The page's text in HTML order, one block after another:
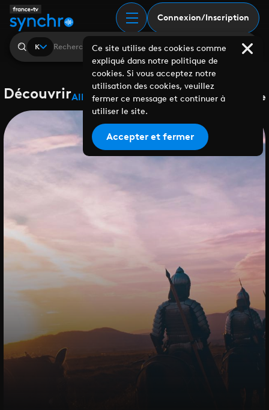
Connexion/Inscription
K
DécouvrirAlbumsPlaylistsCollaborationsLabels Genre
Ce site utilise des cookies comme
expliqué dans notre politique de
cookies. Si vous acceptez notre
utilisation des cookies, veuillez
fermer ce message et continuer à
utiliser le site.
Accepter et fermer